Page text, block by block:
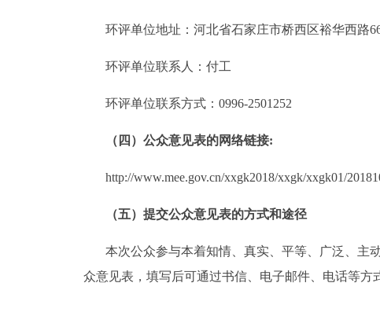
环评单位地址：河北省石家庄市桥西区裕华西路
环评单位联系人： 付工
环评单位联系方式： 0996-2501252
（四）公众意见表的网络链接:
http://www.mee.gov.cn/xxgk2018/xxgk/xxgk01/
（五）提交公众意见表的方式和途径
本次公众参与本着知情、真实、平等、广泛、主
众意见表，填写后可通过书信、电子邮件、电话等方